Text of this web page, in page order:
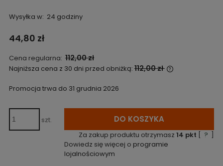
Wysyłka w: 24 godziny
44,80 zł
Cena regularna: 112,00 zł
Najniższa cena z 30 dni przed obniżką: 112,00 zł
pojawił się w
Promocja trwa do 31 grudnia 2026
szt. DO KOSZYKA
Za zakup produktu otrzymasz14 pkt [ ? ]
Dowiedz się więcej o programie
lojalnościowym